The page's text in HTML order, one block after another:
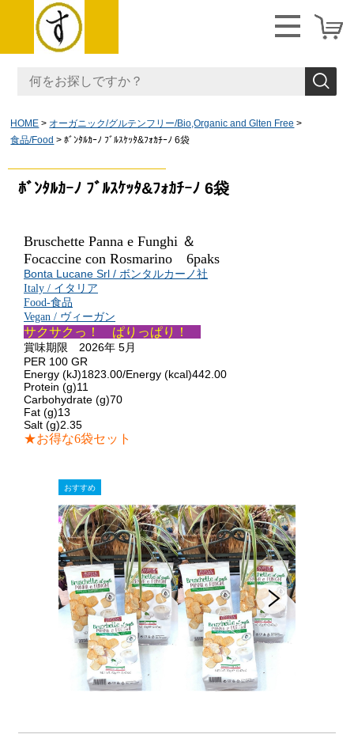
HOME
オーガニック/グルテンフリー/Bio,Organic and Glten Free
食品/Food
ﾎﾞﾝﾀﾙｶｰﾉ ﾌﾞﾙｽｹｯﾀ&ﾌｫｶﾁｰﾉ 6袋
ﾎﾞﾝﾀﾙｶｰﾉ ﾌﾞﾙｽｹｯﾀ&ﾌｫｶﾁｰﾉ 6袋
Bruschette Panna e Funghi ＆
Focaccine con Rosmarino 6paks
Bonta Lucane Srl / ボンタルカーノ社
Italy / イタリア
Food-食品
Vegan / ヴィーガン
サクサクっ！ ぱりっぱり！
賞味期限 2026年 5月
PER 100 GR
Energy (kJ)1823.00/Energy (kcal)442.00
Protein (g)11
Carbohydrate (g)70
Fat (g)13
Salt (g)2.35
★お得な6袋セット